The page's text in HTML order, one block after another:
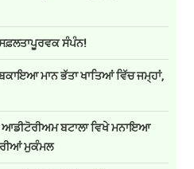
ਸੰਪੰਨ!
ਮਾਨ ਭੱਤਾ ਖਾਤਿਆਂ ਵਿੱਚ ਜਮ੍ਹਾਂ,
ਬਟਾਲਾ ਵਿਖੇ ਮਨਾਇਆ
ਮੁਕੰਮਲ